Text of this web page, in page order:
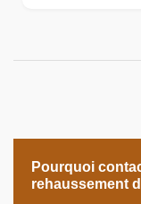
Pourquoi
rehaussement